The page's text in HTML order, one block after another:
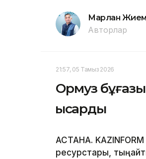
Марлан
Авторлар
21:57, 05 Тамыз 2026
Ормуз бұғазы
қысқарды
АСТАНА.
ресурстары,